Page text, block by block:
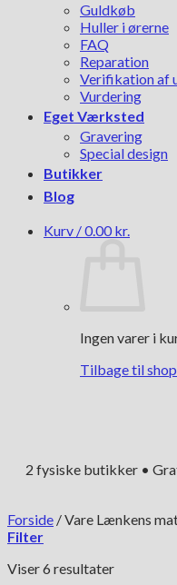
Guldkøb
Huller i ørerne
FAQ
Reparation
Verifikation af
Vurdering
Eget Værksted
Gravering
Special design
Butikker
Blog
Kurv /0.00 kr.
Ingen varer i
Tilbage til
2 fysiske butikker •
Forside /Vare Lænkens
Filter
Viser 6 resultaterSorteret